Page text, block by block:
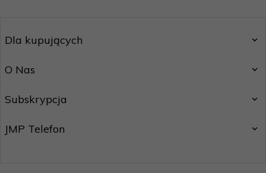
Dla kupujących
O Nas
Subskrypcja
JMP Telefon